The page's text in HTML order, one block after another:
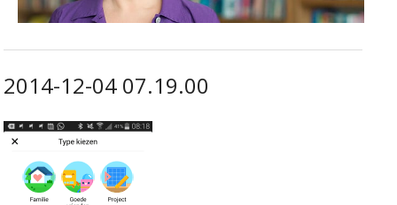
2014-12-04 07.19.00